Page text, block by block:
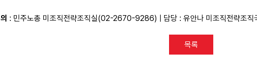
: 민주노총 미조직전략조직실(02-2670-9286) | 담당 : 유안나 미조직전략조직
목록